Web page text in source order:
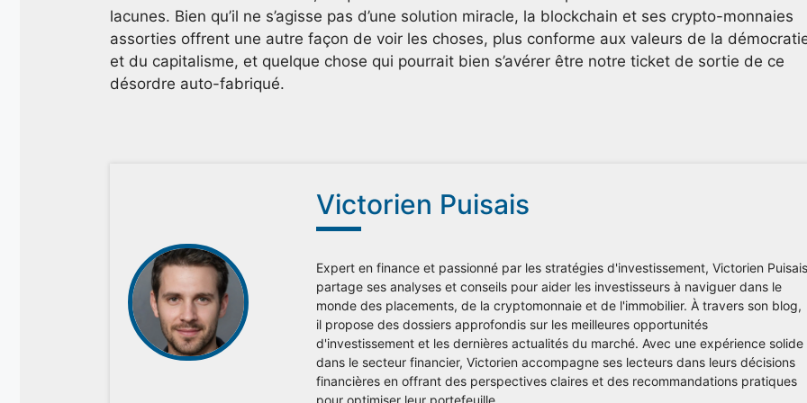
lacunes. Bien qu’il ne s’agisse pas d’une solution miracle, la blockchain et ses crypto-monnaies
assorties offrent une autre façon de voir les choses, plus conforme aux valeurs de la
et du capitalisme, et quelque chose qui pourrait bien s’avérer être notre ticket de sortie de ce
désordre auto-fabriqué.
Victorien Puisais
Expert en finance et passionné par les stratégies d'investissement, Victorien Puisais
partage ses analyses et conseils pour aider les investisseurs à naviguer dans le
monde des placements, de la cryptomonnaie et de l'immobilier. À travers son blog,
il propose des dossiers approfondis sur les meilleures opportunités
d'investissement et les dernières actualités du marché. Avec une expérience solide
dans le secteur financier, Victorien accompagne ses lecteurs dans leurs décisions
financières en offrant des perspectives claires et des recommandations pratiques
pour optimiser leur portefeuille.